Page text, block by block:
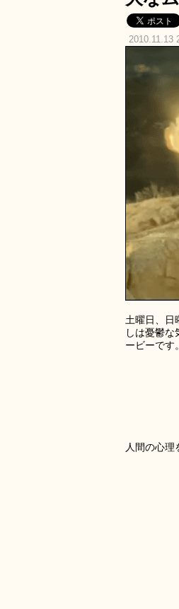
2010.11.13
土曜日、日
しは憂鬱
ービーです
人間の心理